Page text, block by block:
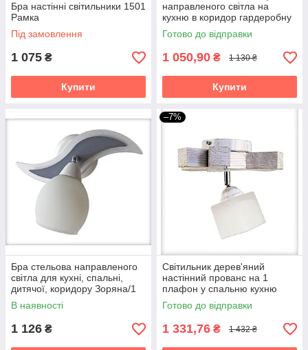
Бра настінні світильники 1501
Рамка
Під замовлення
1 075 ₴
Купити
направленого світла на
кухню в коридор гардеробну
дитячу спальню Данко/1 біло-
чорне
Готово до відправки
1 050,90 ₴ 1 130 ₴
Купити
Бра стельова направленого
світла для кухні, спальні,
дитячої, коридору Зоряна/1
сіро-біла
В наявності
1 126 ₴
–7%
Світильник дерев'яний
настінний прованс на 1
плафон у спальню кухню
коридор гардероб бра
Квадро/1 білий
Готово до відправки
1 331,76 ₴ 1 432 ₴